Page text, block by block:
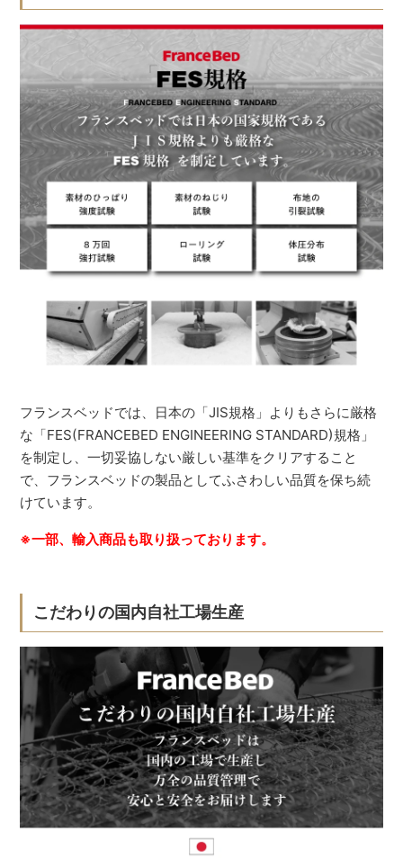
フランスベッドでは、日本の「JIS規格」よりもさらに厳格
な「FES(FRANCEBED ENGINEERING STANDARD)規格」
を制定し、一切妥協しない厳しい基準をクリアすること
で、フランスベッドの製品としてふさわしい品質を保ち続
けています。
※一部、輸入商品も取り扱っております。
こだわりの国内自社工場生産